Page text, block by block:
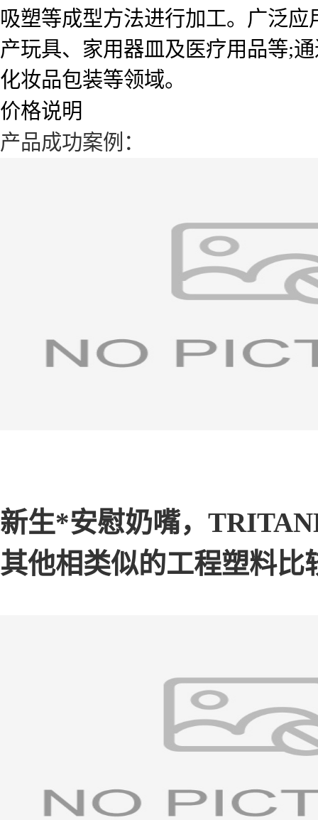
吸塑等成型方法进行加工。广泛
产玩具、家用器皿及医疗用品等;
化妆品包装等领域。
价格说明
产品成功案例：
新生*安慰奶嘴，
其他相类似的工程塑料比